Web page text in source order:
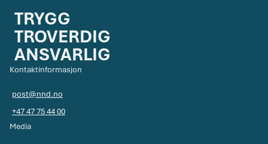
TRYGG
TROVERDIG
ANSVARLIG
Kontaktinformasjon
post@nnd.no
+47 47 75 44 00
Media